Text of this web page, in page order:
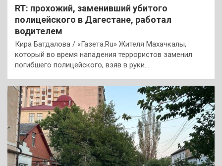
RT: прохожий, заменивший убитого
полицейского в Дагестане, работал
водителем
Кира Батдалова / «Газета.Ru» Жителя Махачкалы,
который во время нападения террористов заменил
погибшего полицейского, взяв в руки…